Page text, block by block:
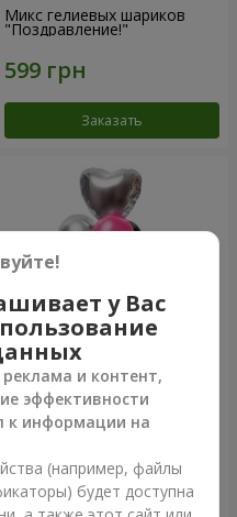
Микс гелиевых шариков
"Поздравление!"
Заказать
Фонтан шаров "Aloha"
Заказать
у Вас
и контент,
эффективности
к информации на
(например, файлы
будет доступна